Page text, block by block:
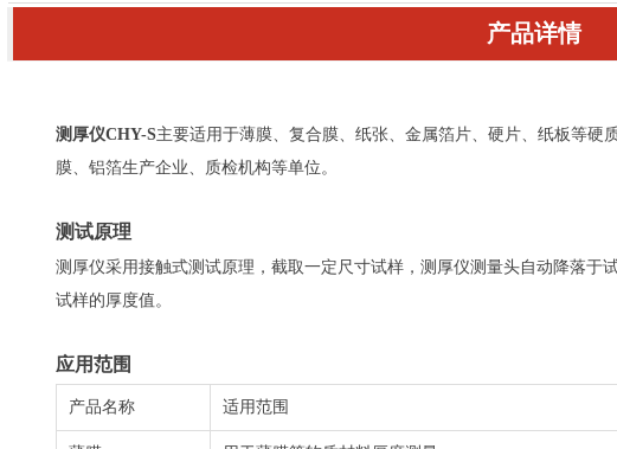
产品详情
测厚仪CHY-S主要适用于薄膜、复合膜、纸张、金属箔片、硬片、纸板等硬
膜、铝箔生产企业、质检机构等单位。
测试原理
测厚仪采用接触式测试原理，截取一定尺寸试样，测厚仪测量头自动降落于
试样的厚度值。
应用范围
产品名称 适用范围